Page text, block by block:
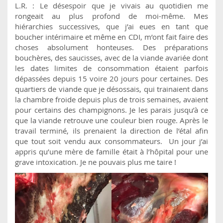
L.R. : Le désespoir que je vivais au quotidien me
rongeait au plus profond de moi-même. Mes
hiérarchies successives, que j’ai eues en tant que
boucher intérimaire et même en CDI, m’ont fait faire des
choses absolument honteuses. Des préparations
bouchères, des saucisses, avec de la viande avariée dont
les dates limites de consommation étaient parfois
dépassées depuis 15 voire 20 jours pour certaines. Des
quartiers de viande que je désossais, qui trainaient dans
la chambre froide depuis plus de trois semaines, avaient
pour certains des champignons. Je les parais jusqu’à ce
que la viande retrouve une couleur bien rouge. Après le
travail terminé, ils prenaient la direction de l’étal afin
que tout soit vendu aux consommateurs. Un jour j’ai
appris qu’une mère de famille était à l’hôpital pour une
grave intoxication. Je ne pouvais plus me taire !